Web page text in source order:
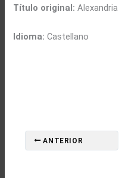
Título original: Alexandria
Idioma: Castellano
ANTERIOR